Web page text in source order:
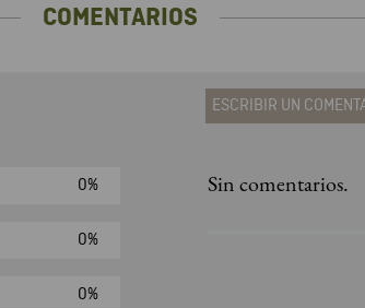
COMENTARIOS
0%
0%
0%
ESCRIBIR UN
Agregar
Sin comentarios.